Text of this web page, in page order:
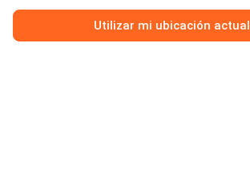
Utilizar mi ubicación actual